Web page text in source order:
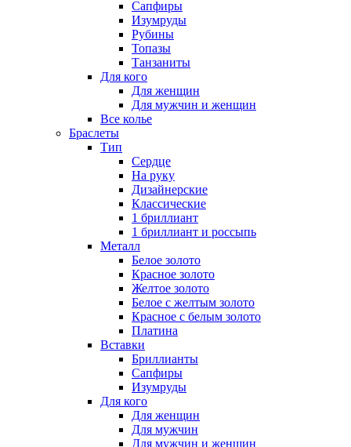
Сапфиры
Изумруды
Рубины
Топазы
Танзаниты
Для кого
Для женщин
Для мужчин и женщин
Все колье
Браслеты
Тип
Сердце
На руку
Дизайнерские
Классические
1 бриллиант
1 бриллиант и россыпь
Металл
Белое золото
Красное золото
Желтое золото
Белое с желтым золото
Красное с белым золото
Платина
Вставки
Бриллианты
Сапфиры
Изумруды
Для кого
Для женщин
Для мужчин
Для мужчин и женщин